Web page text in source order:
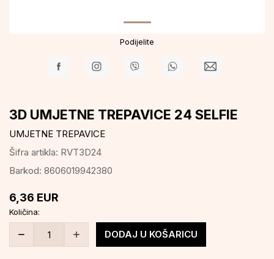
Podijelite
3D UMJETNE TREPAVICE 24 SELFIE
UMJETNE TREPAVICE
Šifra artikla: RVT3D24
Barkod: 8606019942380
6,36 EUR
Količina:
DODAJ U KOŠARICU